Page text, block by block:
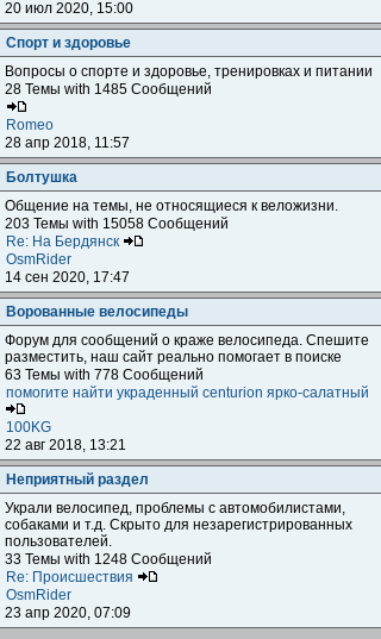
20 июл 2020, 15:00
Спорт и здоровье
Вопросы о спорте и здоровье, тренировках и питании
28 Темы with 1485 Сообщений
Romeo
28 апр 2018, 11:57
Болтушка
Общение на темы, не относящиеся к веложизни.
203 Темы with 15058 Сообщений
Re: На Бердянск
OsmRider
14 сен 2020, 17:47
Ворованные велосипеды
Форум для сообщений о краже велосипеда. Спешите
разместить, наш сайт реально помогает в поиске
63 Темы with 778 Сообщений
помогите найти украденный centurion ярко-салатный
100KG
22 авг 2018, 13:21
Неприятный раздел
Украли велосипед, проблемы с автомобилистами,
собаками и т.д. Скрыто для незарегистрированных
пользователей.
33 Темы with 1248 Сообщений
Re: Происшествия
OsmRider
23 апр 2020, 07:09